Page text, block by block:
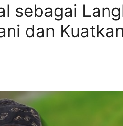
sebagai
dan Kuatkan